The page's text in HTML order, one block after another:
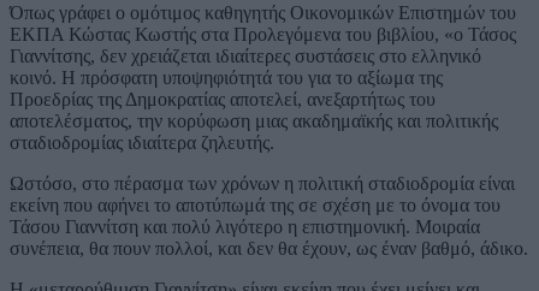
Όπως γράφει ο ομότιμος καθηγητής Οικονομικών Επιστημών του
ΕΚΠΑ Κώστας Κωστής στα Προλεγόμενα του βιβλίου, «ο Τάσος
Γιαννίτσης, δεν χρειάζεται ιδιαίτερες συστάσεις στο ελληνικό
κοινό. Η πρόσφατη υποψηφιότητά του για το αξίωμα της
Προεδρίας της Δημοκρατίας αποτελεί, ανεξαρτήτως του
αποτελέσματος, την κορύφωση μιας ακαδημαϊκής και πολιτικής
σταδιοδρομίας ιδιαίτερα ζηλευτής.
Ωστόσο, στο πέρασμα των χρόνων η πολιτική σταδιοδρομία είναι
εκείνη που αφήνει το αποτύπωμά της σε σχέση με το όνομα του
Τάσου Γιαννίτση και πολύ λιγότερο η επιστημονική. Μοιραία
συνέπεια, θα πουν πολλοί, και δεν θα έχουν, ως έναν βαθμό, άδικο.